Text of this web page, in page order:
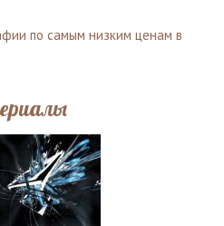
по самым низким ценам в